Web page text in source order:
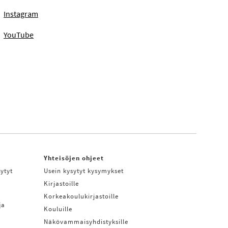
Instagram
YouTube
Yhteisöjen ohjeet
Usein kysytyt kysymykset
Kirjastoille
Korkeakoulukirjastoille
Kouluille
Näkövammaisyhdistyksille